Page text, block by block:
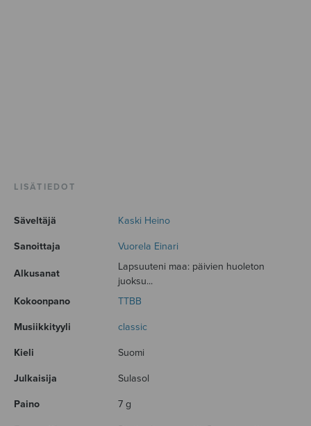
LISÄTIEDOT
Säveltäjä Kaski Heino
Sanoittaja Vuorela Einari
Alkusanat
Lapsuuteni maa: päivien huoleton
juoksu...
Kokoonpano
TTBB
Musiikkityyli classic
Kieli Suomi
Julkaisija Sulasol
Paino 7 g